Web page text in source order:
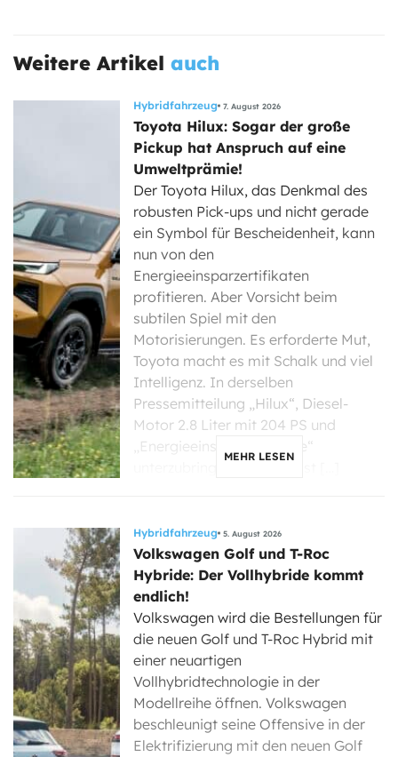
Weitere Artikel auch
Hybridfahrzeug 7. August 2026
Toyota Hilux: Sogar der große
Pickup hat Anspruch auf eine
Umweltprämie!
Der Toyota Hilux, das Denkmal des
robusten Pick-ups und nicht gerade
ein Symbol für Bescheidenheit, kann
nun von den
Energieeinsparzertifikaten
profitieren. Aber Vorsicht beim
subtilen Spiel mit den
Motorisierungen. Es erforderte Mut,
Toyota macht es mit Schalk und viel
Intelligenz. In derselben
Pressemitteilung „Hilux“, Diesel-
Motor 2.8 Liter mit 204 PS und
„Energieeinsparzertifikate“
MEHR LESEN
Hybridfahrzeug 5. August 2026
Volkswagen Golf und T-Roc
Hybride: Der Vollhybride kommt
endlich!
Volkswagen wird die Bestellungen für
die neuen Golf und T-Roc Hybrid mit
einer neuartigen
Vollhybridtechnologie in der
Modellreihe öffnen. Volkswagen
beschleunigt seine Offensive in der
Elektrifizierung mit den neuen Golf